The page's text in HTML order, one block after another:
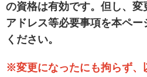
セミナー・イベント
eラーニング・教育資料
会報誌・本部活動報告
の資格は有効です。但し、
アドレス等必要事項を本ペー
ください。
※変更になったにも拘らず、